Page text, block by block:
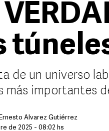
de un universo
más importantes
Álvarez Gutiérrez
de 2025 - 08:02 hs